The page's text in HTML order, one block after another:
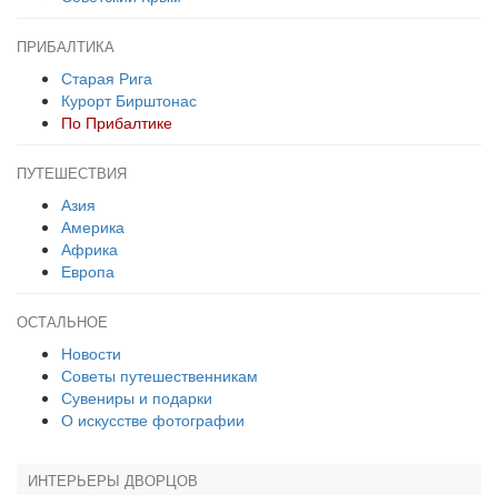
ПРИБАЛТИКА
Старая Рига
Курорт Бирштонас
По Прибалтике
ПУТЕШЕСТВИЯ
Азия
Америка
Африка
Европа
ОСТАЛЬНОЕ
Новости
Советы путешественникам
Сувениры и подарки
О искусстве фотографии
ИНТЕРЬЕРЫ ДВОРЦОВ